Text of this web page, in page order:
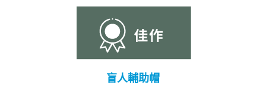
盲人輔助帽